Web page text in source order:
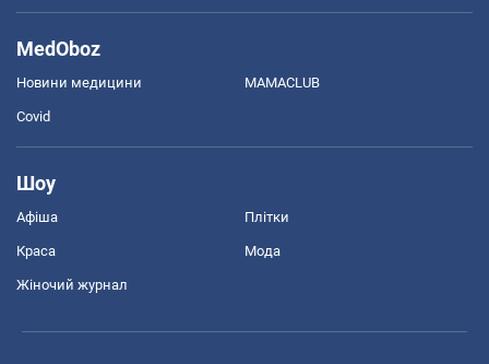
MedOboz
Новини медицини MAMACLUB
Covid
Шоу
Афіша Плітки
Краса Мода
Жіночий журнал